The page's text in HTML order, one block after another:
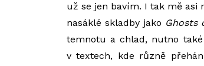
už se jen bavím. I tak mě asi
nasáklé skladby jako Ghosts
temnotu a chlad, nutno
v textech, kde různě